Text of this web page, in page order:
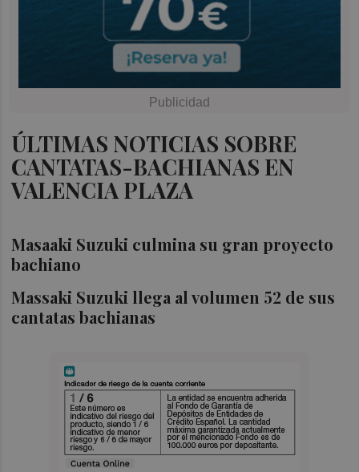
ÚLTIMAS NOTICIAS SOBRE
CANTATAS-BACHIANAS EN
VALENCIA PLAZA
Masaaki Suzuki culmina su gran proyecto
bachiano
Massaki Suzuki llega al volumen 52 de sus
cantatas bachianas